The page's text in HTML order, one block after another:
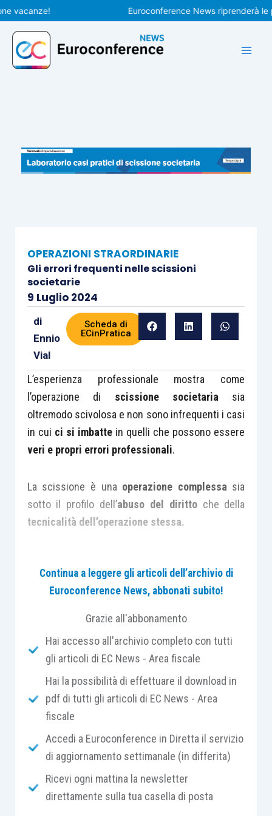
Vai
al
contenuto
Euroconference News riprenderà le
OPERAZIONI STRAORDINARIE
Gli errori frequenti nelle scissioni
societarie
9 Luglio 2024
di
Ennio
Vial
Scheda di
ECinPratica
L’esperienza professionale mostra come
l’operazione di scissione societaria sia
oltremodo scivolosa e non sono infrequenti i casi
in cui ci si imbattein quelli che possono essere
veri e propri errori professionali.
La scissione è una operazione complessa sia
sotto il profilo dell’abuso del diritto che della
tecnicalità dell’operazione stessa.
abuso, prima di implementare un’operazione di
scissione è sempre il caso diponderare bene la
espressa sul punto dall’Agenzia delle
gli interpellidiramati copiosamente nel corso
degli anni. È, infatti, sbagliato, ad esempio,
ritenere cheogni scissione, che non comporti
spostamenti di azienda, sia abusivatout court
come pure, dal lato opposto, non è pensabile di
poterescludere a priori la potenziale abusività
di una operazionedi scissione. Pur con delle
valutate, l’Agenzia delle entrate ha dimostrato, nel
particolarmente
Continua a leggere gli articoli dell’archivio di
Euroconference News, abbonati subito!
Grazie all'abbonamento
Hai accesso all'archivio completo con tutti
gli articoli di EC News - Area fiscale
Hai la possibilità di effettuare il download in
pdf di tutti gli articoli di EC News - Area
fiscale
Accedi a Euroconference in Diretta il servizio
di aggiornamento settimanale (in differita)
Ricevi ogni mattina la newsletter
direttamente sulla tua casella di posta